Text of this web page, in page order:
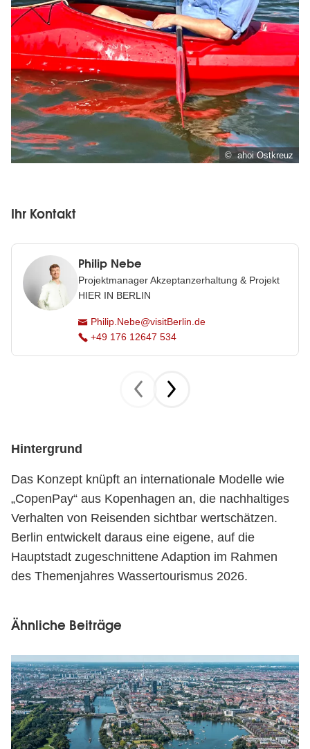
© ahoi Ostkreuz
Ihr Kontakt
Philip Nebe
Projektmanager Akzeptanzerhaltung & Projekt
HIER IN BERLIN
Philip.Nebe@visitBerlin.de
+49 176 12647 534
Hintergrund
Das Konzept knüpft an internationale Modelle wie
„CopenPay“ aus Kopenhagen an, die nachhaltiges
Verhalten von Reisenden sichtbar wertschätzen.
Berlin entwickelt daraus eine eigene, auf die
Hauptstadt zugeschnittene Adaption im Rahmen
des Themenjahres Wassertourismus 2026.
Ähnliche Beiträge